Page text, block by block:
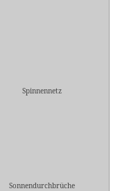
Spinnennetz
Sonnendurchbrüche